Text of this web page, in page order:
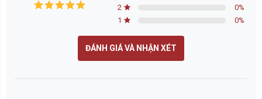
2
0%
1
0%
ĐÁNH GIÁ VÀ NHẬN XÉT